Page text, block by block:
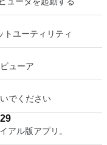
this, you'll get to try out
safe sandboxed
the OS natively.
support Microsofts OS,
Ubuntu, Red Hat,
Overall,
strong reliability,
stand out from the
but you do get what
トユーティリティ
ューア
でください
アル版アプリ。